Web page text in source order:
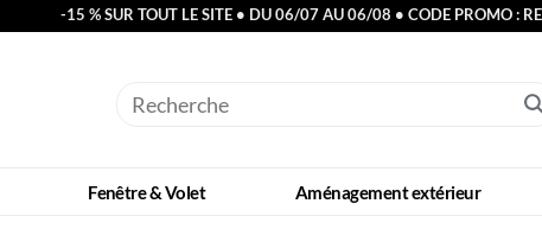
-15 % SUR TOUT LE SITE • DU 06/07 AU 06/08 • CODE PROMO :
Fenêtre & Volet Aménagement extérieur